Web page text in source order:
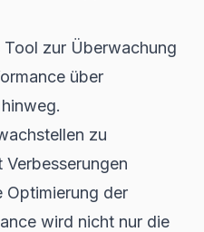
Tool zur Überwachung
über
zu
Optimierung der
wird nicht nur die